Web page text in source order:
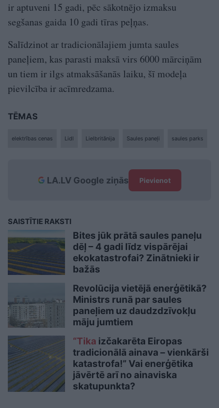
ir aptuveni 15 gadi, pēc sākotnējo izmaksu
segšanas gaida 10 gadi tīras peļņas.
Salīdzinot ar tradicionālajiem jumta saules
paneļiem, kas parasti maksā virs 6000 mārciņām
un tiem ir ilgs atmaksāšanās laiku, šī modeļa
pievilcība ir acīmredzama.
TĒMAS
elektrības cenas Lidl Lielbritānija Saules paneļi saules parks
LA.LV Google ziņās Pievienot
SAISTĪTIE RAKSTI
Bites jūk prātā saules paneļu
dēļ – 4 gadi līdz vispārējai
ekokatastrofai? Zinātnieki ir
bažās
Revolūcija vietējā enerģētikā?
Ministrs runā par saules
paneļiem uz daudzdzīvokļu
māju jumtiem
“Tika izčakarēta Eiropas
tradicionālā ainava – vienkārši
katastrofa!” Vai enerģētika
jāvērtē arī no ainaviska
skatupunkta?